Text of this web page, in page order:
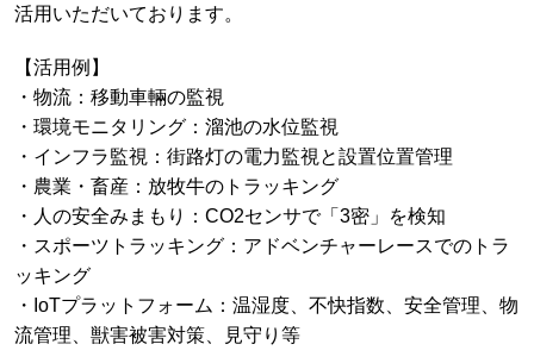
活用いただいております。
【活用例】
・物流：移動車輛の監視
・環境モニタリング：溜池の水位監視
・インフラ監視：街路灯の電力監視と設置位置管理
・農業・畜産：放牧牛のトラッキング
・人の安全みまもり：CO2センサで「3密」を検知
・スポーツトラッキング：アドベンチャーレースでのトラ
ッキング
・IoTプラットフォーム：温湿度、不快指数、安全管理、物
流管理、獣害被害対策、見守り等